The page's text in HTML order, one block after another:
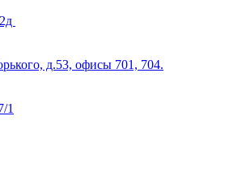
д.53, офисы 701, 704.
1